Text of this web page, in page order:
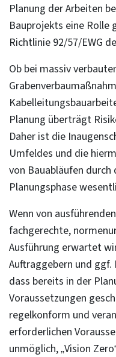
Planung der Arbeiten
Bauprojekts eine Rolle
Richtlinie 92/57/EWG
Ob bei massiv
Planung überträgt
Daher ist die
Umfeldes und die
von Bauabläufen
Planungsphase
Wenn von
fachgerechte,
Ausführung erwartet
Auftraggebern und
dass bereits in der
Voraussetzungen
regelkonform und
erforderlichen
unmöglich, „Vision